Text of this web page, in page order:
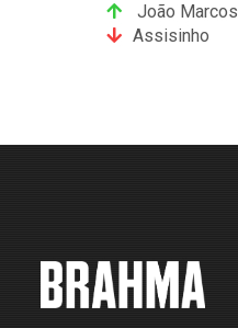
João Marcos
Assisinho